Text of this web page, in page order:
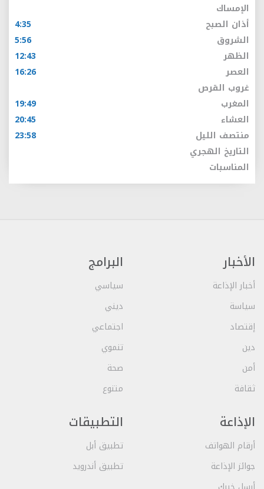
الإمساك
أذان الصبح
4:35
الشروق
5:56
الظهر
12:43
العصر
16:26
غروب القرص
المغرب
19:49
العشاء
20:45
منتصف الليل
23:58
التاريخ الهجري
المناسبات
الأخبار
أخبار الإذاعة
سياسة
إقتصاد
دين
أمن
ثقافة
البرامج
سياسي
ديني
اجتماعي
تنموي
صحة
متنوع
الإذاعة
أرقام الهواتف
جوائز الإذاعة
التطبيقات
تطبيق أبل
تطبيق أندرويد